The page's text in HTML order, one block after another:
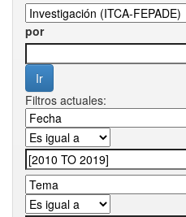
por
Filtros actuales: